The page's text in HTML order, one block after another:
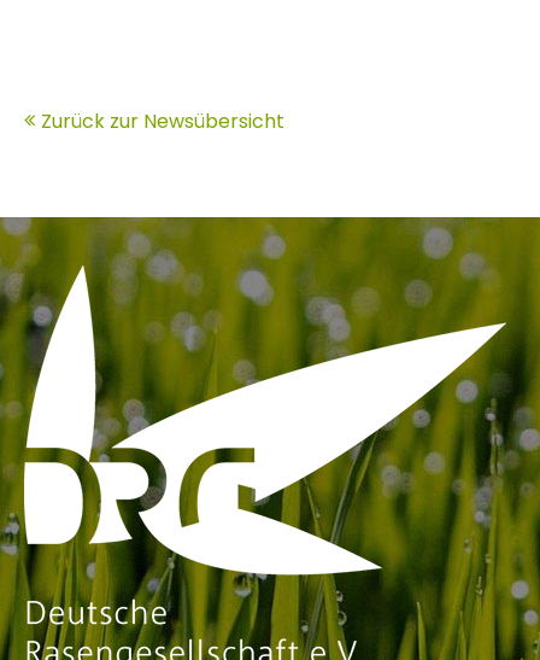
Zurück zur Newsübersicht